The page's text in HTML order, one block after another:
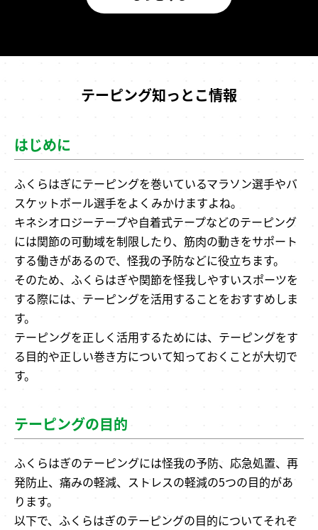
テーピング知っとこ情報
はじめに
ふくらはぎにテーピングを巻いているマラソン選手やバ
スケットボール選手をよくみかけますよね。
キネシオロジーテープや自着式テープなどのテーピング
には関節の可動域を制限したり、筋肉の動きをサポート
する働きがあるので、怪我の予防などに役立ちます。
そのため、ふくらはぎや関節を怪我しやすいスポーツを
する際には、テーピングを活用することをおすすめしま
す。
テーピングを正しく活用するためには、テーピングをす
る目的や正しい巻き方について知っておくことが大切で
す。
テーピングの目的
ふくらはぎのテーピングには怪我の予防、応急処置、再
発防止、痛みの軽減、ストレスの軽減の5つの目的があ
ります。
以下で、ふくらはぎのテーピングの目的についてそれぞ